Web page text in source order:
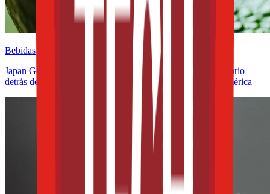
Bebidas
Japan Geographical Indication aplicada al té: el giro regulatorio
detrás del matcha y lo que significa para México y Latinoamérica